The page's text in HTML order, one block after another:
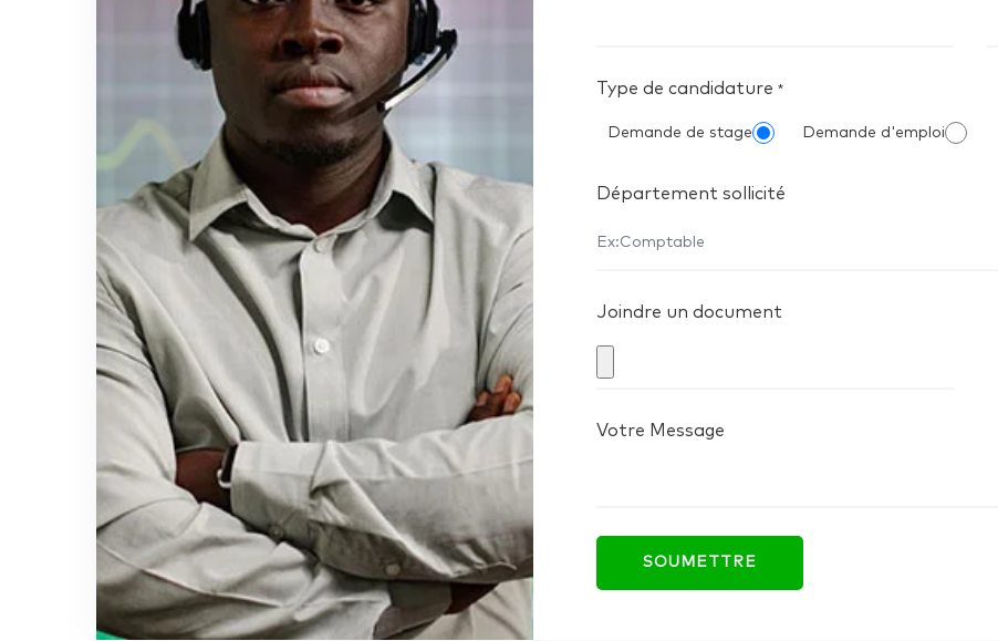
Type de candidature *
Demande de stage Demande d'emploi
Département sollicité
Joindre un document
Votre Message